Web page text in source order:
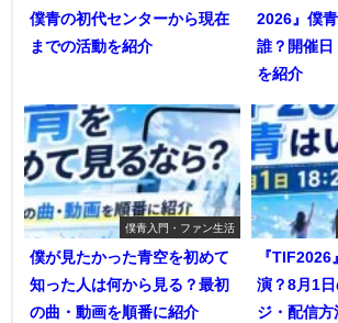
僕青の初代センターから現在
までの活動を紹介
2026』僕
誰？開催日
を紹介
僕青入門・ファン生活
僕が見たかった青空を初めて
知った人は何から見る？最初
の曲・動画を順番に紹介
『
演？8月1
ジ・配信方